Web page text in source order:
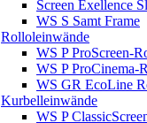
Screen Exellence
WS S Samt Frame
Rolloleinwände
WS P ProScreen-
WS P ProCinema-
WS GR EcoLine
Kurbelleinwände
WS P